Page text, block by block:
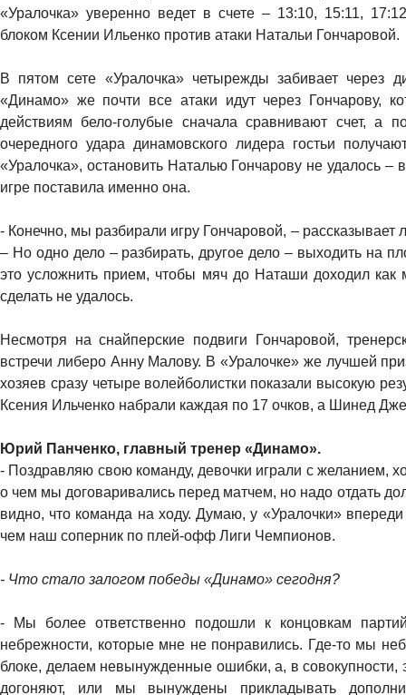
«Уралочка» уверенно ведет в счете – 13:10, 15:11,
блоком Ксении Ильенко против атаки Натальи Гончаровой.
В пятом сете «Уралочка» четырежды забивает через
«Динамо» же почти все атаки идут через Гончарову,
действиям бело-голубые сначала сравнивают счет,
очередного удара динамовского лидера гостьи
«Уралочка», остановить Наталью Гончарову не удалось –
игре поставила именно она.
- Конечно, мы разбирали игру Гончаровой, –
– Но одно дело – разбирать, другое дело – выходить на
это усложнить прием, чтобы мяч до Наташи доходил
сделать не удалось.
Несмотря на снайперские подвиги Гончаровой,
встречи либеро Анну Малову. В «Уралочке» же лучшей
хозяев сразу четыре волейболистки показали высокую
Ксения Ильченко набрали каждая по 17 очков, а Шинед
Юрий Панченко, главный тренер «Динамо».
- Поздравляю свою команду, девочки играли с желанием,
о чем мы договаривались перед матчем, но надо отдать
видно, что команда на ходу. Думаю, у «Уралочки»
чем наш соперник по плей-офф Лиги Чемпионов.
- Что стало залогом победы «Динамо» сегодня?
- Мы более ответственно подошли к концовкам
небрежности, которые мне не понравились. Где-то мы
блоке, делаем невынужденные ошибки, а, в совокупности,
догоняют, или мы вынуждены прикладывать